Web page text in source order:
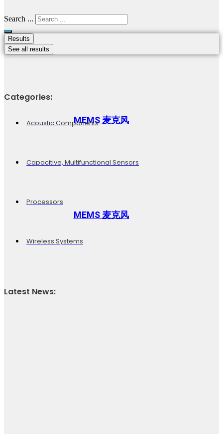
MEMS 麦克风
MEMS 麦克风
Search ...
Results
See all results
Categories:
Acoustic Components
Capacitive, Multifunctional Sensors
Processors
Wireless Systems
Latest News: